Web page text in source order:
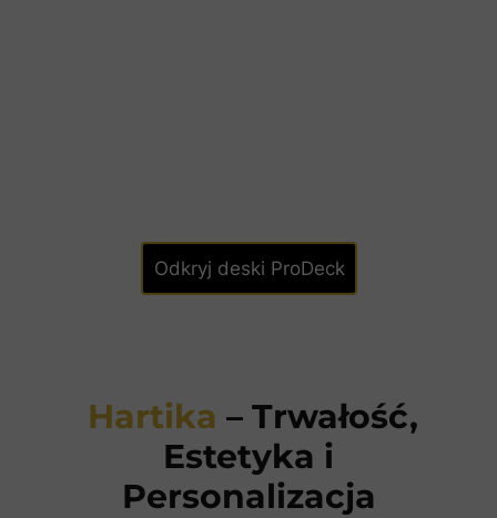
Odkryj deski ProDeck
Hartika – Trwałość,
Estetyka i
Personalizacja